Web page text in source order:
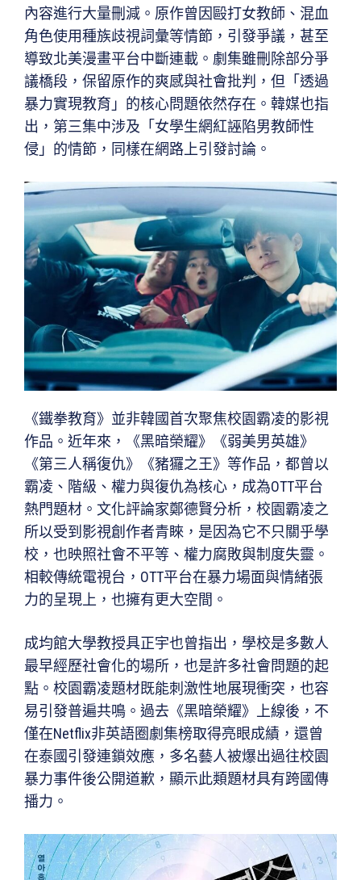
內容進行大量刪減。原作曾因毆打女教師、混血
角色使用種族歧視詞彙等情節，引發爭議，甚至
導致北美漫畫平台中斷連載。劇集雖刪除部分爭
議橋段，保留原作的爽感與社會批判，但「透過
暴力實現教育」的核心問題依然存在。韓媒也指
出，第三集中涉及「女學生網紅誣陷男教師性
侵」的情節，同樣在網路上引發討論。
《鐵拳教育》並非韓國首次聚焦校園霸凌的影視
作品。近年來，《黑暗榮耀》《弱美男英雄》
《第三人稱復仇》《豬玀之王》等作品，都曾以
霸凌、階級、權力與復仇為核心，成為OTT平台
熱門題材。文化評論家鄭德賢分析，校園霸凌之
所以受到影視創作者青睞，是因為它不只關乎學
校，也映照社會不平等、權力腐敗與制度失靈。
相較傳統電視台，OTT平台在暴力場面與情緒張
力的呈現上，也擁有更大空間。
成均館大學教授具正宇也曾指出，學校是多數人
最早經歷社會化的場所，也是許多社會問題的起
點。校園霸凌題材既能刺激性地展現衝突，也容
易引發普遍共鳴。過去《黑暗榮耀》上線後，不
僅在Netflix非英語圈劇集榜取得亮眼成績，還曾
在泰國引發連鎖效應，多名藝人被爆出過往校園
暴力事件後公開道歉，顯示此類題材具有跨國傳
播力。